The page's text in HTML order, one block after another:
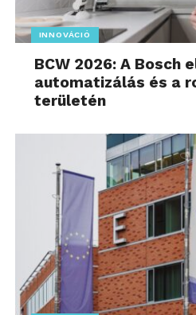
INNOVÁCIÓ
BCW 2026: A Bosch
automatizálás és a
területén